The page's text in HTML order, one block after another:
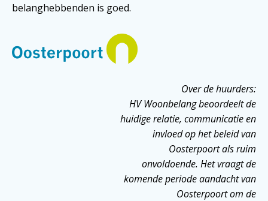
belanghebbenden is goed.
Over de huurders:
HV Woonbelang beoordeelt de
huidige relatie, communicatie en
invloed op het beleid van
Oosterpoort als ruim
onvoldoende. Het vraagt de
komende periode aandacht van
Oosterpoort om de